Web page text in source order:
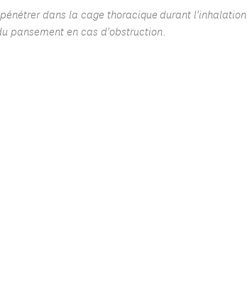
dans la cage thoracique durant l'inhalation
pansement en cas d'obstruction.